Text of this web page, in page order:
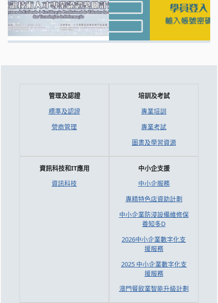
管理及認證
標準及認證
營商管理
培訓及考試
專業培訓
專業考試
圖書及學習資源
資訊科技和IT應用
資訊科技
中小企支援
中小企服務
專精特色店資助計劃
中小企業防浸設備維修保
養知多D
2026中小企業數字化支
援服務
2025 中小企業數字化支
援服務
澳門餐飲業智能升級計劃